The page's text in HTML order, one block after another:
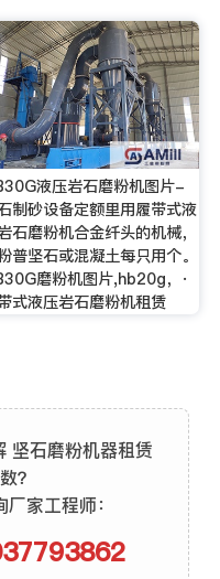
液压岩石磨粉机图片-
制砂设备定额里用履带式液
石磨粉机合金纤头的机械，
普坚石或混凝土每只用个。
磨粉机图片,hb20g，·
式液压岩石磨粉机租赁
坚石磨粉机器租赁
？
家工程师：